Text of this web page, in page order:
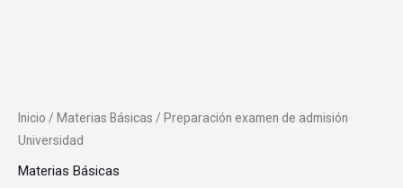
Inicio / Materias Básicas / Preparación examen de admisión
Universidad
Materias Básicas